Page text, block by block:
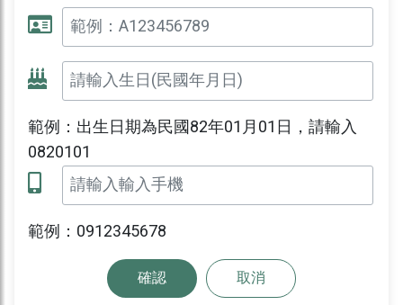
範例：出生日期為民國82年01月01日，請輸入
0820101
範例：0912345678
確認 取消